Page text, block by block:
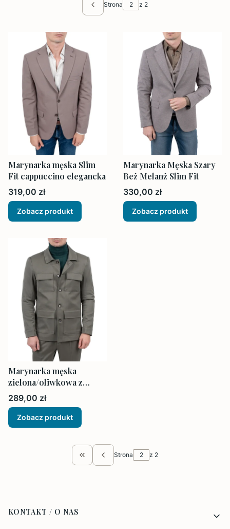
Poprzednie produkty
Strona z 2
Marynarka męska Slim
Fit cappuccino elegancka
Cena
319,00 zł
Zobacz produkt
Marynarka Męska Szary
Beż Melanż Slim Fit
Cena
330,00 zł
Zobacz produkt
Marynarka męska
zielona/oliwkowa z
kieszeniami na zewnątrz
Cena
289,00 zł
Zobacz produkt
Wróć do pierwszej strony z produktami
Strona z 2
Linki w stopce
KONTAKT / O NAS